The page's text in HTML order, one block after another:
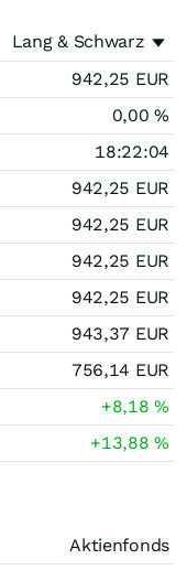
Lang & Schwarz
942,25 EUR
0,00%
18:22:04
942,25 EUR
942,25 EUR
942,25 EUR
942,25 EUR
943,37 EUR
756,14 EUR
+8,18%
+13,88%
Aktienfonds